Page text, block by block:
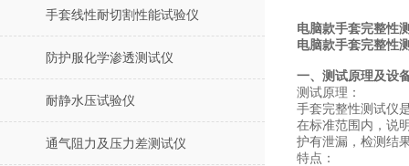
手套线性耐切割性能试验仪
防护服化学渗透测试仪
耐静水压试验仪
通气阻力及压力差测试仪
电脑款手套完整性
电脑款手套完整性
一、测试原理及设
测试原理：
手套完整性测试仪
在标准范围内，说
护有泄漏，检测结
特点：